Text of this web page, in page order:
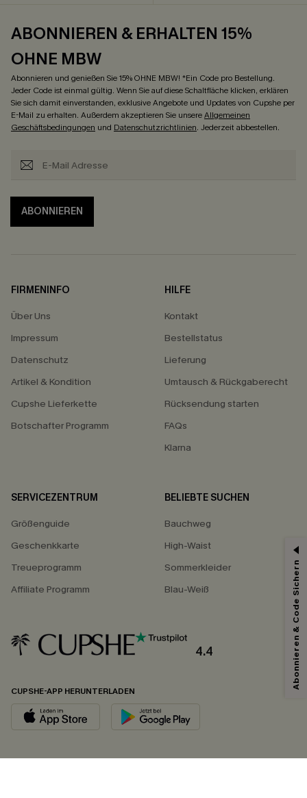
ABONNIEREN & ERHALTEN 15%
OHNE MBW
Abonnieren und genießen Sie 15% OHNE MBW! *Ein Code pro Bestellung.
Jeder Code ist einmal gültig. Wenn Sie auf diese Schaltfläche klicken, erklären
Sie sich damit einverstanden, exklusive Angebote und Updates von Cupshe per
E-Mail zu erhalten. Außerdem akzeptieren Sie unsereAllgemeinen
Geschäftsbedingungen und Datenschutzrichtlinien. Jederzeit abbestellen.
ABONNIEREN
FIRMENINFO
Über Uns
Impressum
Datenschutz
Artikel & Kondition
Cupshe Lieferkette
Botschafter Programm
HILFE
Kontakt
Bestellstatus
Lieferung
Umtausch & Rückgaberecht
Rücksendung starten
FAQs
Klarna
SERVICEZENTRUM
Größenguide
Geschenkkarte
Treueprogramm
Affiliate Programm
BELIEBTE SUCHEN
Bauchweg
High-Waist
Sommerkleider
Blau-Weiß
4.4
CUPSHE-APP HERUNTERLADEN
Abonnieren & Code Sichern